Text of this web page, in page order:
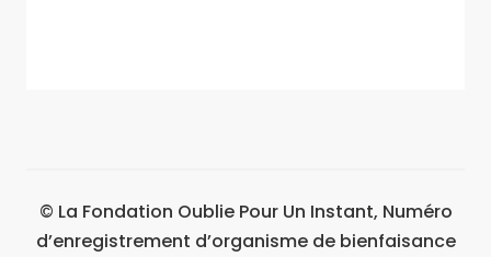
© La Fondation Oublie Pour Un Instant, Numéro
d’enregistrement d’organisme de bienfaisance